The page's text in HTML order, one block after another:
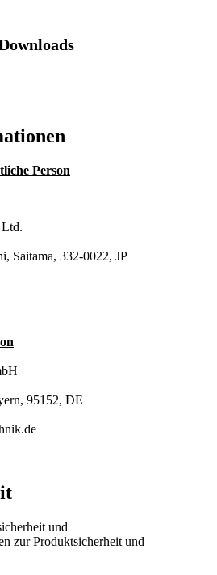
Person
Saitama, 332-0022, JP
95152, DE
und
zur Produktsicherheit und